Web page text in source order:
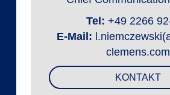
Tel: +49 2266
E-Mail:
clemens.com
KONTAKT